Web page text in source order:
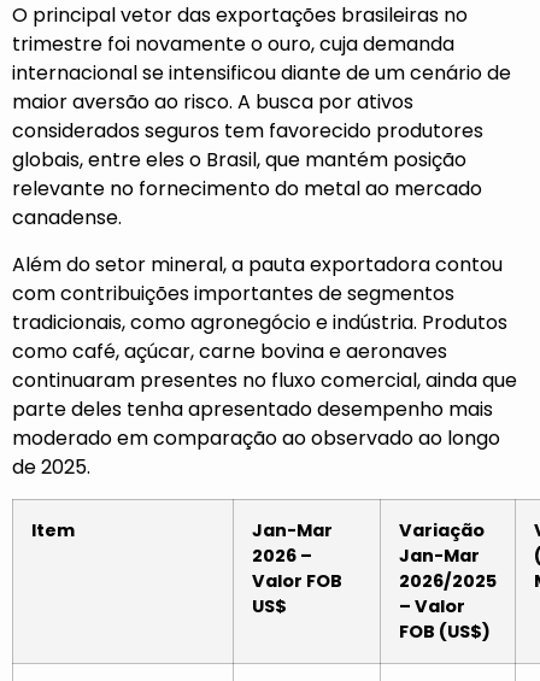
O principal vetor das exportações brasileiras no
trimestre foi novamente o ouro, cuja demanda
internacional se intensificou diante de um cenário de
maior aversão ao risco. A busca por ativos
considerados seguros tem favorecido produtores
globais, entre eles o Brasil, que mantém posição
relevante no fornecimento do metal ao mercado
canadense.
Além do setor mineral, a pauta exportadora contou
com contribuições importantes de segmentos
tradicionais, como agronegócio e indústria. Produtos
como café, açúcar, carne bovina e aeronaves
continuaram presentes no fluxo comercial, ainda que
parte deles tenha apresentado desempenho mais
moderado em comparação ao observado ao longo
de 2025.
Item
Jan-Mar
2026 –
Valor FOB
US$
Variação
Jan-Mar
2026/2025
– Valor
FOB (US$)